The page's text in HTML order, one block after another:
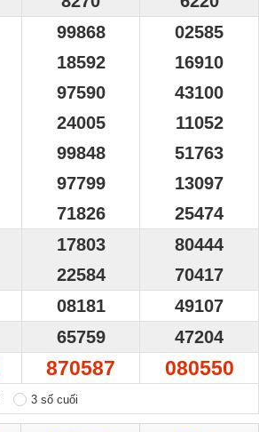
99868
18592
97590
24005
99848
97799
71826
02585
16910
43100
11052
51763
13097
25474
17803
22584
80444
70417
08181 49107
65759 47204
870587 080550
3 số cuối